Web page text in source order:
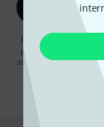
Făcând clic pe
prin e-mail. Vă puteți
suplimentare despre